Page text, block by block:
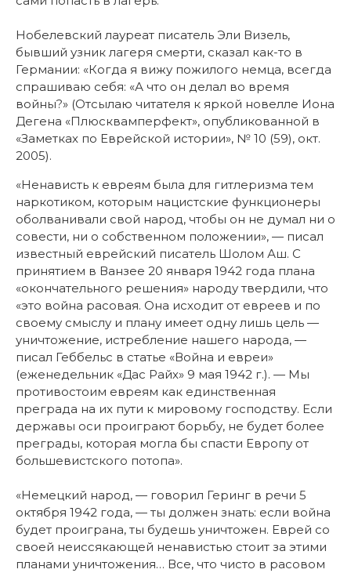
Нобелевский лауреат писатель Эли Визель,
бывший узник лагеря смерти, сказал как-то в
Германии: «Когда я вижу пожилого немца, всегда
спрашиваю себя: «А что он делал во время
войны?» (Отсылаю читателя к яркой новелле Иона
Дегена «Плюсквамперфект», опубликованной в
«Заметках по Еврейской истории», № 10 (59), окт.
2005).
«Ненависть к евреям была для гитлеризма тем
наркотиком, которым нацистские функционеры
оболванивали свой народ, чтобы он не думал ни о
совести, ни о собственном положении», — писал
известный еврейский писатель Шолом Аш. С
принятием в Ванзее 20 января 1942 года плана
«окончательного решения» народу твердили, что
«это война расовая. Она исходит от евреев и по
своему смыслу и плану имеет одну лишь цель —
уничтожение, истребление нашего народа, —
писал Геббельс в статье «Война и евреи»
(еженедельник «Дас Райх» 9 мая 1942 г.). — Мы
противостоим евреям как единственная
преграда на их пути к мировому господству. Если
державы оси проиграют борьбу, не будет более
преграды, которая могла бы спасти Европу от
большевистского потопа».
«Немецкий народ, — говорил Геринг в речи 5
октября 1942 года, — ты должен знать: если война
будет проиграна, ты будешь уничтожен. Еврей со
своей неиссякающей ненавистью стоит за этими
планами уничтожения… Все, что чисто в расовом